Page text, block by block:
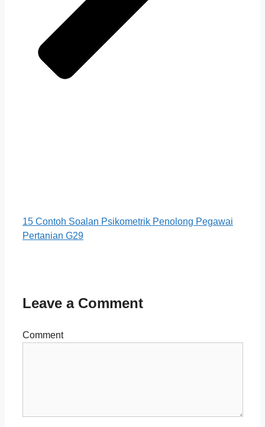
15 Contoh Soalan Psikometrik Penolong Pegawai
Pertanian G29
Leave a Comment
Comment